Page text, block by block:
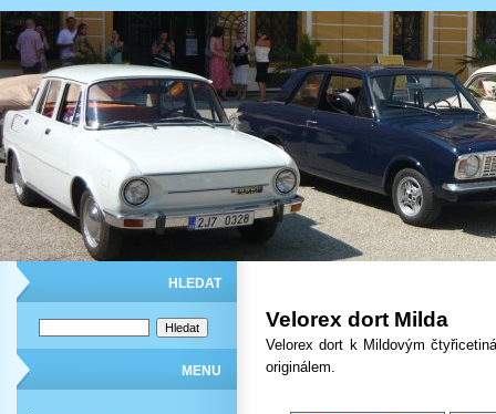
HLEDAT
MENU
Velorex dort Milda
Velorex dort k Mildovým
originálem.